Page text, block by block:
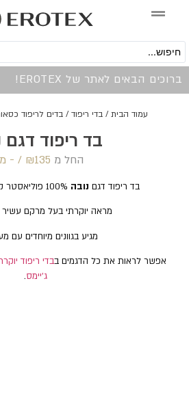
ברוכים הבאים לאתר של EROTEX!
עמוד הבית /בדי ריפוד /בדים לריפוד
בד ריפוד דגם
החל מ ₪135 /‏‏‎ ‎- מטר
בד ריפוד דגם נובה
מראה יוקרתי בעל מרקם עשיר
מגיע בגוונים מיוחדים עם
אפשר לראות את כל הדגמים בבדי ריפוד
ג'יימס.